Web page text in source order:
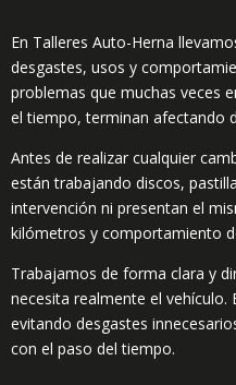
En Talleres Auto-Herna
desgastes, usos y
problemas que muchas veces
el tiempo, terminan afectando
Antes de realizar cualquier
están trabajando discos,
intervención ni presentan el
kilómetros y comportamiento
Trabajamos de forma clara y
necesita realmente el
evitando desgastes
con el paso del tiempo.